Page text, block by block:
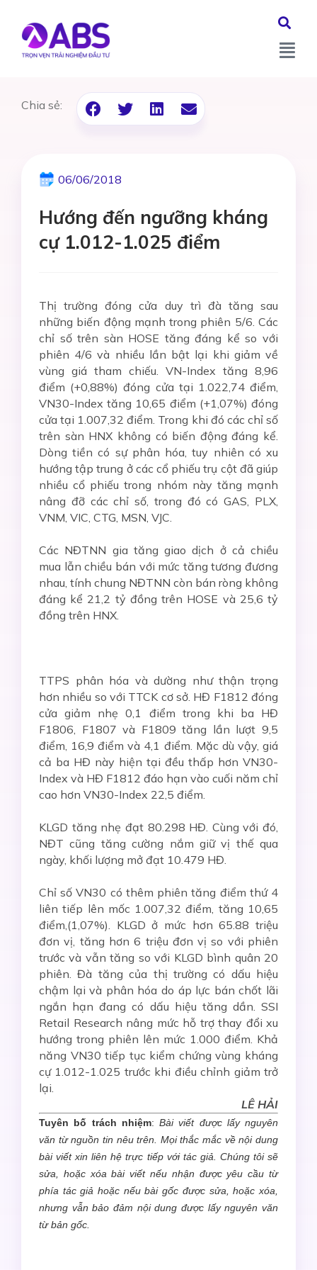
Chia sẻ:
06/06/2018
Hướng đến ngưỡng kháng
cự 1.012-1.025 điểm
Thị trường đóng cửa duy trì đà tăng sau
những biến động mạnh trong phiên 5/6. Các
chỉ số trên sàn HOSE tăng đáng kể so với
phiên 4/6 và nhiều lần bật lại khi giảm về
vùng giá tham chiếu. VN-Index tăng 8,96
điểm (+0,88%) đóng cửa tại 1.022,74 điểm,
VN30-Index tăng 10,65 điểm (+1,07%) đóng
cửa tại 1.007,32 điểm. Trong khi đó các chỉ số
trên sàn HNX không có biến động đáng kể.
Dòng tiền có sự phân hóa, tuy nhiên có xu
hướng tập trung ở các cổ phiếu trụ cột đã giúp
nhiều cổ phiếu trong nhóm này tăng mạnh
nâng đỡ các chỉ số, trong đó có GAS, PLX,
VNM, VIC, CTG, MSN, VJC.
Các NĐTNN gia tăng giao dịch ở cả chiều
mua lẫn chiều bán với mức tăng tương đương
nhau, tính chung NĐTNN còn bán ròng không
đáng kể 21,2 tỷ đồng trên HOSE và 25,6 tỷ
đồng trên HNX.
TTPS phân hóa và dường như thận trọng
hơn nhiều so với TTCK cơ sở. HĐ F1812 đóng
cửa giảm nhẹ 0,1 điểm trong khi ba HĐ
F1806, F1807 và F1809 tăng lần lượt 9,5
điểm, 16,9 điểm và 4,1 điểm. Mặc dù vậy, giá
cả ba HĐ này hiện tại đều thấp hơn VN30-
Index và HĐ F1812 đáo hạn vào cuối năm chỉ
cao hơn VN30-Index 22,5 điểm.
KLGD tăng nhẹ đạt 80.298 HĐ. Cùng với đó,
NĐT cũng tăng cường nắm giữ vị thế qua
ngày, khối lượng mở đạt 10.479 HĐ.
Chỉ số VN30 có thêm phiên tăng điểm thứ 4
liên tiếp lên mốc 1.007,32 điểm, tăng 10,65
điểm,(1,07%). KLGD ở mức hơn 65.88 triệu
đơn vị, tăng hơn 6 triệu đơn vị so với phiên
trước và vẫn tăng so với KLGD bình quân 20
phiên. Đà tăng của thị trường có dấu hiệu
chậm lại và phân hóa do áp lực bán chốt lãi
ngắn hạn đang có dấu hiệu tăng dần. SSI
Retail Research nâng mức hỗ trợ thay đổi xu
hướng trong phiên lên mức 1.000 điểm. Khả
năng VN30 tiếp tục kiểm chứng vùng kháng
cự 1.012-1.025 trước khi điều chỉnh giảm trở
lại.
LÊ HẢI
Tuyên bố trách nhiệm: Bài viết được lấy nguyên
văn từ nguồn tin nêu trên. Mọi thắc mắc về nội dung
bài viết xin liên hệ trực tiếp với tác giả. Chúng tôi sẽ
sửa, hoặc xóa bài viết nếu nhận được yêu cầu từ
phía tác giả hoặc nếu bài gốc được sửa, hoặc xóa,
nhưng vẫn bảo đảm nội dung được lấy nguyên văn
từ bản gốc.